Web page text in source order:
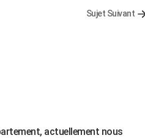
Sujet Suivant
actuellement nous